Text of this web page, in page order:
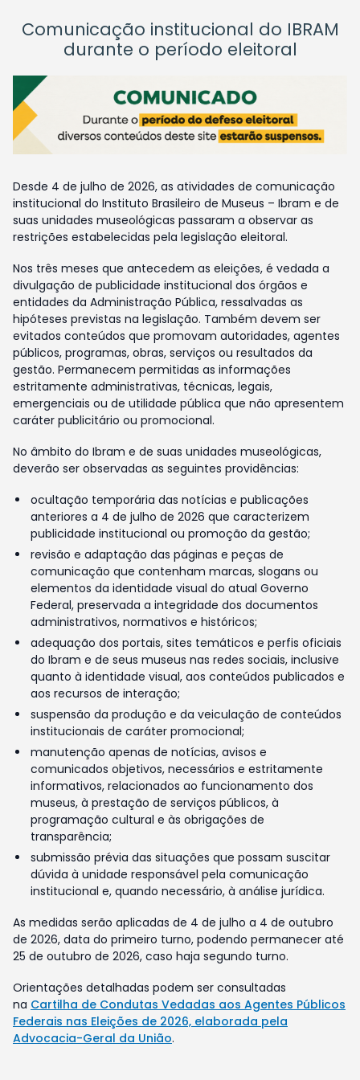
Comunicação institucional do IBRAM
durante o período eleitoral
Desde 4 de julho de 2026, as atividades de comunicação
institucional do Instituto Brasileiro de Museus – Ibram e de
suas unidades museológicas passaram a observar as
restrições estabelecidas pela legislação eleitoral.
Nos três meses que antecedem as eleições, é vedada a
divulgação de publicidade institucional dos órgãos e
entidades da Administração Pública, ressalvadas as
hipóteses previstas na legislação. Também devem ser
evitados conteúdos que promovam autoridades, agentes
públicos, programas, obras, serviços ou resultados da
gestão. Permanecem permitidas as informações
estritamente administrativas, técnicas, legais,
emergenciais ou de utilidade pública que não apresentem
caráter publicitário ou promocional.
No âmbito do Ibram e de suas unidades museológicas,
deverão ser observadas as seguintes providências:
ocultação temporária das notícias e publicações
anteriores a 4 de julho de 2026 que caracterizem
publicidade institucional ou promoção da gestão;
revisão e adaptação das páginas e peças de
comunicação que contenham marcas, slogans ou
elementos da identidade visual do atual Governo
Federal, preservada a integridade dos documentos
administrativos, normativos e históricos;
adequação dos portais, sites temáticos e perfis oficiais
do Ibram e de seus museus nas redes sociais, inclusive
quanto à identidade visual, aos conteúdos publicados e
aos recursos de interação;
suspensão da produção e da veiculação de conteúdos
institucionais de caráter promocional;
manutenção apenas de notícias, avisos e
comunicados objetivos, necessários e estritamente
informativos, relacionados ao funcionamento dos
museus, à prestação de serviços públicos, à
programação cultural e às obrigações de
transparência;
submissão prévia das situações que possam suscitar
dúvida à unidade responsável pela comunicação
institucional e, quando necessário, à análise jurídica.
As medidas serão aplicadas de 4 de julho a 4 de outubro
de 2026, data do primeiro turno, podendo permanecer até
25 de outubro de 2026, caso haja segundo turno.
Orientações detalhadas podem ser consultadas
na Cartilha de Condutas Vedadas aos Agentes Públicos
Federais nas Eleições de 2026, elaborada pela
Advocacia-Geral da União.